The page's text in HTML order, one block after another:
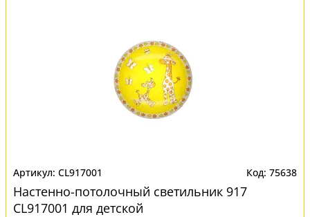
CL917001 75638
Настенно-потолочный светильник 917
CL917001 для детской